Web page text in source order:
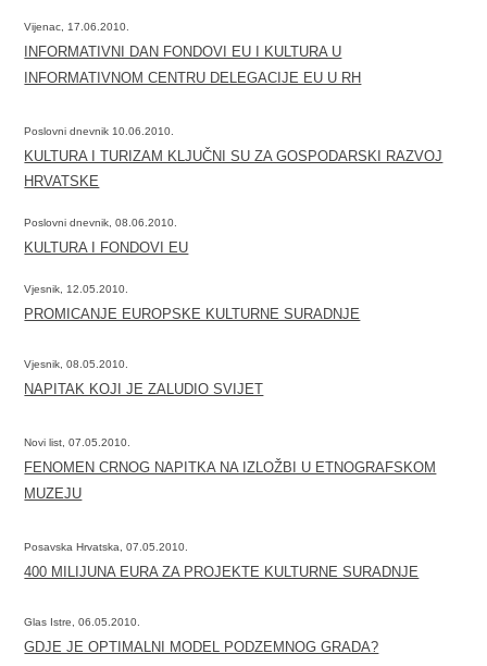
Vijenac, 17.06.2010.
INFORMATIVNI DAN FONDOVI EU I KULTURA U
INFORMATIVNOM CENTRU DELEGACIJE EU U RH
Poslovni dnevnik 10.06.2010.
KULTURA I TURIZAM KLJUČNI SU ZA GOSPODARSKI RAZVOJ
HRVATSKE
Poslovni dnevnik, 08.06.2010.
KULTURA I FONDOVI EU
Vjesnik, 12.05.2010.
PROMICANJE EUROPSKE KULTURNE SURADNJE
Vjesnik, 08.05.2010.
NAPITAK KOJI JE ZALUDIO SVIJET
Novi list, 07.05.2010.
FENOMEN CRNOG NAPITKA NA IZLOŽBI U ETNOGRAFSKOM
MUZEJU
Posavska Hrvatska, 07.05.2010.
400 MILIJUNA EURA ZA PROJEKTE KULTURNE SURADNJE
Glas Istre, 06.05.2010.
GDJE JE OPTIMALNI MODEL PODZEMNOG GRADA?